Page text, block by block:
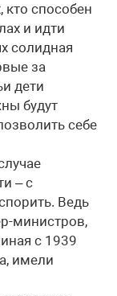
кто способен
и идти
солидная
за
дети
будут
себе
– с
Ведь
министров,
с 1939
имели